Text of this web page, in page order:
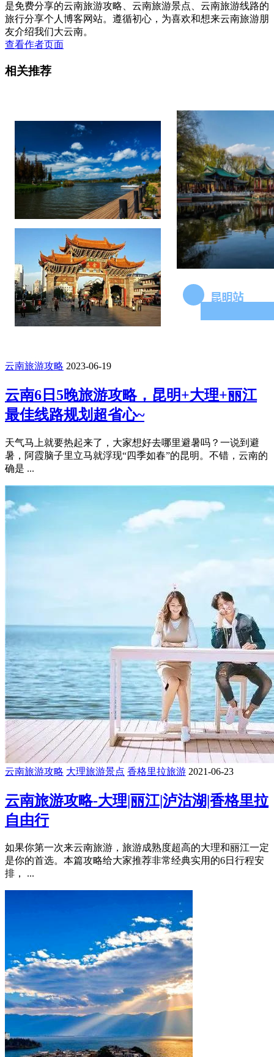
是免费分享的云南旅游攻略、云南旅游景点、云南旅游线路的
旅行分享个人博客网站。遵循初心，为喜欢和想来云南旅游朋
友介绍我们大云南。
查看作者页面
相关推荐
云南旅游攻略 2023-06-19
云南6日5晚旅游攻略，昆明+大理+丽江
最佳线路规划超省心~
天气马上就要热起来了，大家想好去哪里避暑吗？一说到避
暑，阿霞脑子里立马就浮现“四季如春”的昆明。不错，云南的
确是 ...
云南旅游攻略 大理旅游景点 香格里拉旅游 2021-06-23
云南旅游攻略-大理|丽江|泸沽湖|香格里拉
自由行
如果你第一次来云南旅游，旅游成熟度超高的大理和丽江一定
是你的首选。本篇攻略给大家推荐非常经典实用的6日行程安
排， ...